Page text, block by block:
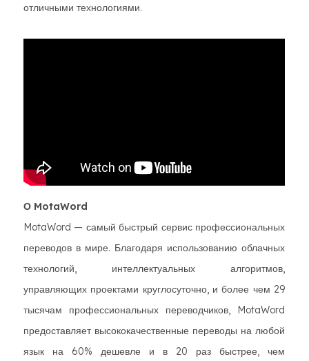
отличными технологиями.
О MotaWord
MotaWord — самый быстрый сервис профессиональных
переводов в мире. Благодаря использованию облачных
технологий, интеллектуальных алгоритмов,
управляющих проектами круглосуточно, и более чем 29
тысячам профессиональных переводчиков, MotaWord
предоставляет высококачественные переводы на любой
язык на 60% дешевле и в 20 раз быстрее, чем